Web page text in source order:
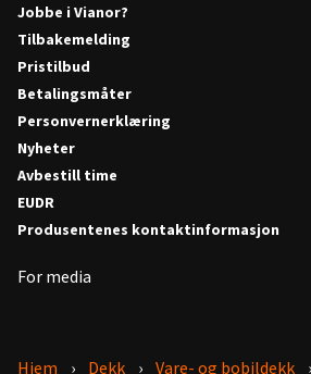
Jobbe i Vianor?
Tilbakemelding
Pristilbud
Betalingsmåter
Personvernerklæring
Nyheter
Avbestill time
EUDR
Produsentenes kontaktinformasjon
For media
Hjem Dekk Vare- og bobildekk